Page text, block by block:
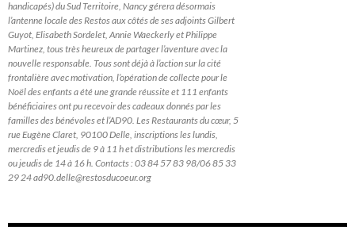
handicapés) du Sud Territoire, Nancy gérera désormais
l’antenne locale des Restos aux côtés de ses adjoints Gilbert
Guyot, Elisabeth Sordelet, Annie Waeckerly et Philippe
Martinez, tous très heureux de partager l’aventure avec la
nouvelle responsable. Tous sont déjà à l’action sur la cité
frontalière avec motivation, l’opération de collecte pour le
Noël des enfants a été une grande réussite et 111 enfants
bénéficiaires ont pu recevoir des cadeaux donnés par les
familles des bénévoles et l’AD90. Les Restaurants du cœur, 5
rue Eugène Claret, 90100 Delle, inscriptions les lundis,
mercredis et jeudis de 9 à 11 h et distributions les mercredis
ou jeudis de 14 à 16 h. Contacts : 03 84 57 83 98/06 85 33
29 24 ad90.delle@restosducoeur.org